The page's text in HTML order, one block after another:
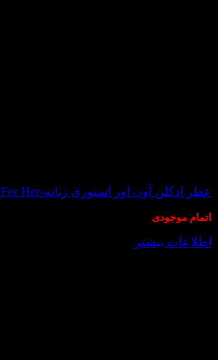
عطر ادکلن آون اور استوری زنانه-Avon Our Story For Her
اتمام موجودی
اطلاعات بیشتر